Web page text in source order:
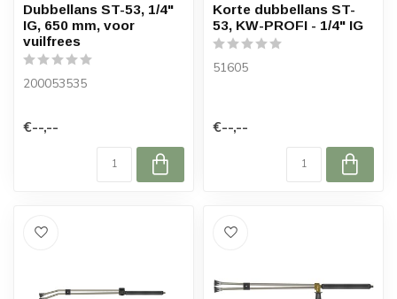
Dubbellans ST-53, 1/4"
IG, 650 mm, voor
vuilfrees
200053535
€--,--
Korte dubbellans ST-
53, KW-PROFI - 1/4" IG
51605
€--,--